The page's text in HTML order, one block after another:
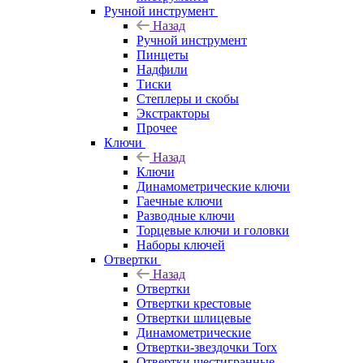
Ручной инструмент
Назад
Ручной инструмент
Пинцеты
Надфили
Тиски
Степлеры и скобы
Экстракторы
Прочее
Ключи
Назад
Ключи
Динамометрические ключи
Гаечные ключи
Разводные ключи
Торцевые ключи и головки
Наборы ключей
Отвертки
Назад
Отвертки
Отвертки крестовые
Отвертки шлицевые
Динамометрические
Отвертки-звездочки Torx